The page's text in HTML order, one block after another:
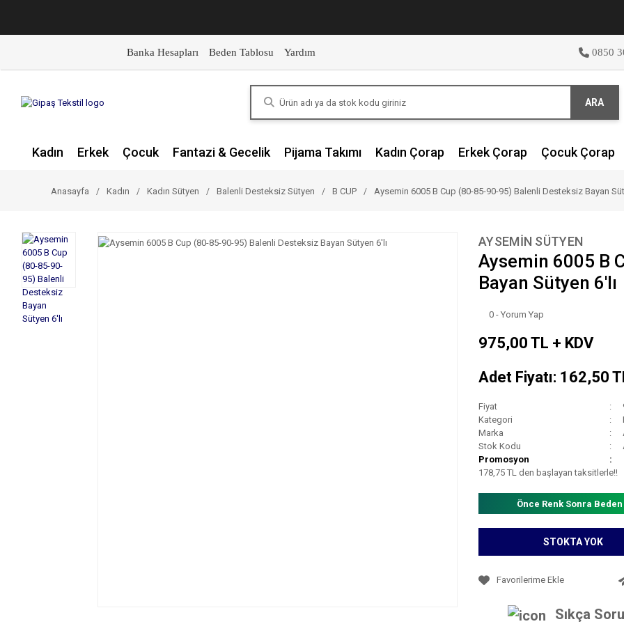
Banka Hesapları Beden Tablosu Yardım 0850
ARA
Kadın Erkek Çocuk Fantazi & Gecelik Pijama Takımı Kadın Çorap Erkek Çorap Çocuk Çorap
Anasayfa Kadın Kadın Sütyen Balenli Desteksiz Sütyen B CUP Aysemin 6005 B Cup (80-85-90-95) Balenli Desteksiz Bayan
AYSEMİN SÜTYEN
Aysemin 6005 B
Bayan Sütyen 6'lı
0 - Yorum Yap
975,00 TL + KDV
Adet Fiyatı: 162,50
Fiyat
Kategori
Marka
Stok Kodu
Promosyon
178,75 TL den başlayan taksitlerle!!
Önce Renk Sonra
STOKTA YOK
Sıkça